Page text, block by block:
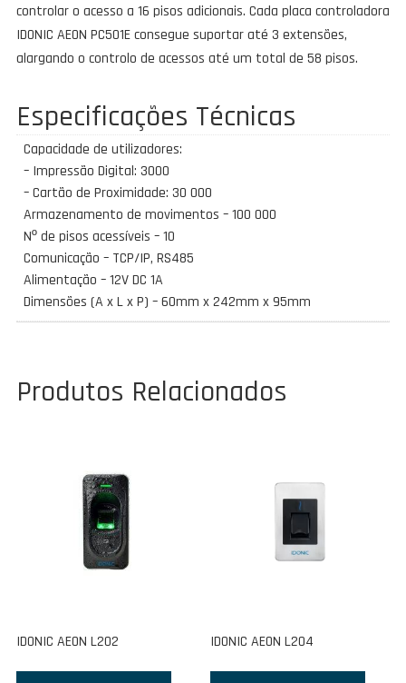
controlar o acesso a 16 pisos adicionais. Cada placa controladora
IDONIC AEON PC501E consegue suportar até 3 extensões,
alargando o controlo de acessos até um total de 58 pisos.
Especificações Técnicas
Capacidade de utilizadores:
– Impressão Digital: 3000
– Cartão de Proximidade: 30 000
Armazenamento de movimentos – 100 000
Nº de pisos acessíveis – 10
Comunicação – TCP/IP, RS485
Alimentação – 12V DC 1A
Dimensões (A x L x P) – 60mm x 242mm x 95mm
Produtos Relacionados
IDONIC AEON L202 IDONIC AEON L204